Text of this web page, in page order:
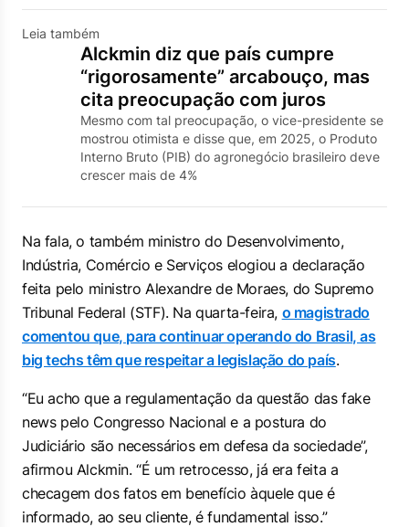
Leia também
Alckmin diz que país cumpre
“rigorosamente” arcabouço, mas
cita preocupação com juros
Mesmo com tal preocupação, o vice-presidente se
mostrou otimista e disse que, em 2025, o Produto
Interno Bruto (PIB) do agronegócio brasileiro deve
crescer mais de 4%
Na fala, o também ministro do Desenvolvimento,
Indústria, Comércio e Serviços elogiou a declaração
feita pelo ministro Alexandre de Moraes, do Supremo
Tribunal Federal (STF). Na quarta-feira, o magistrado
comentou que, para continuar operando do Brasil, as
big techs têm que respeitar a legislação do país.
“Eu acho que a regulamentação da questão das fake
news pelo Congresso Nacional e a postura do
Judiciário são necessários em defesa da sociedade”,
afirmou Alckmin. “É um retrocesso, já era feita a
checagem dos fatos em benefício àquele que é
informado, ao seu cliente, é fundamental isso.”